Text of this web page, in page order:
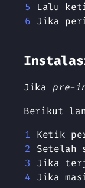
Lalu
Jika
Jika pre-
Berikut
Ketik
Setelah
Jika
Jika